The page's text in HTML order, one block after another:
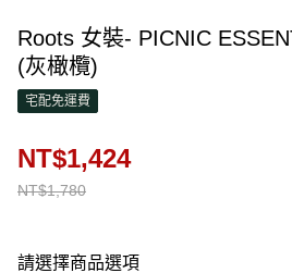
Roots 女裝- PICNIC
(灰橄欖)
宅配免運費
NT$1,780
NT$1,424
請選擇商品選項